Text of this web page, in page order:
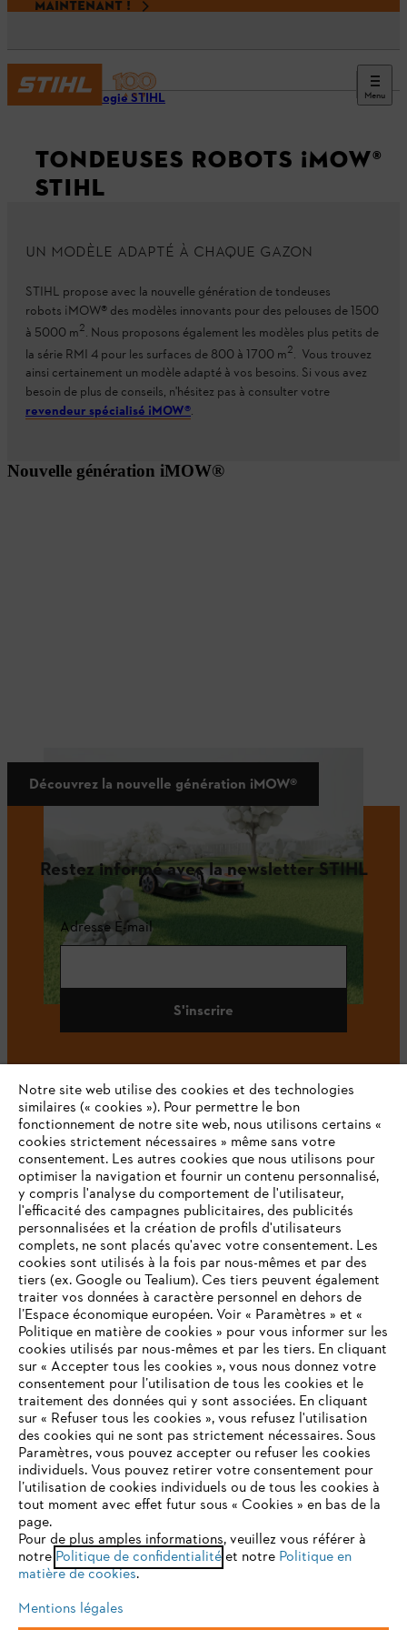
MAINTENANT !
Menu
Technologie STIHL
TONDEUSES ROBOTS ¡MOW®
STIHL
UN MODÈLE ADAPTÉ À CHAQUE GAZON
STIHL propose avec la nouvelle génération de tondeuses
robots ¡MOW® des modèles innovants pour des pelouses de 1500
à 5000 m2. Nous proposons également les modèles plus petits de
la série RMI 4 pour les surfaces de 800 à 1700 m2. Vous trouvez
ainsi certainement un modèle adapté à vos besoins. Si vous avez
besoin de plus de conseils, n'hésitez pas à consulter votre
revendeur spécialisé ¡MOW®.
Nouvelle génération iMOW®
Découvrez la nouvelle génération iMOW®
Restez informé avec la newsletter STIHL
Adresse E-mail
S'inscrire
#STIHL
L'Entreprise
STIHL FAQ
Contact
Politique de protection des données
Mentions légales Utilisation des cookies
VOTRE NAVIGATEUR INTERNET
N'EST PLUS PRIS EN CHARGE
Vous utilisez un navigateur Internet que nous ne prenons plus
en charge, et certaines fonctionnalités de notre site ne
peuvent fonctionner correctement. Pour une utilisation
optimale de notre site, nous vous recommandons de passer à
l'un des navigateurs suivants :
Notre site web utilise des cookies et des technologies
similaires (« cookies »). Pour permettre le bon
fonctionnement de notre site web, nous utilisons certains «
cookies strictement nécessaires » même sans votre
consentement. Les autres cookies que nous utilisons pour
optimiser la navigation et fournir un contenu personnalisé,
y compris l'analyse du comportement de l'utilisateur,
l'efficacité des campagnes publicitaires, des publicités
personnalisées et la création de profils d'utilisateurs
complets, ne sont placés qu'avec votre consentement. Les
cookies sont utilisés à la fois par nous-mêmes et par des
tiers (ex. Google ou Tealium). Ces tiers peuvent également
traiter vos données à caractère personnel en dehors de
l’Espace économique européen. Voir « Paramètres » et «
Politique en matière de cookies » pour vous informer sur les
cookies utilisés par nous-mêmes et par les tiers. En cliquant
sur « Accepter tous les cookies », vous nous donnez votre
consentement pour l’utilisation de tous les cookies et le
traitement des données qui y sont associées. En cliquant
sur « Refuser tous les cookies », vous refusez l'utilisation
des cookies qui ne sont pas strictement nécessaires. Sous
Paramètres, vous pouvez accepter ou refuser les cookies
individuels. Vous pouvez retirer votre consentement pour
l’utilisation de cookies individuels ou de tous les cookies à
tout moment avec effet futur sous « Cookies » en bas de la
page.
Pour de plus amples informations, veuillez vous référer à
notre Politique de confidentialitéet notre Politique en
matière de cookies.
Mentions légales